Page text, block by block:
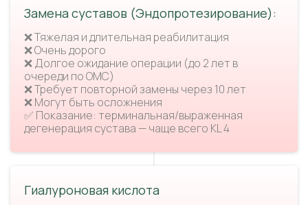
Замена суставов (Эндопротезирование):
❌ Тяжелая и длительная реабилитация
❌ Очень дорого
❌ Долгое ожидание операции (до 2 лет в
очереди по ОМС)
❌ Требует повторной замены через 10 лет
❌ Могут быть осложнения
✅ Показание: терминальная/выраженная
дегенерация сустава — чаще всего KL 4
Гиалуроновая кислота